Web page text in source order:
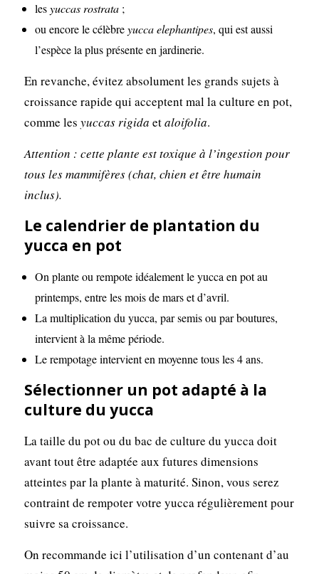
lesyuccas rostrata;
ou encore le célèbreyucca elephantipes, qui est aussi
l’espèce la plus présente en jardinerie.
En revanche, évitez absolument les grands sujets à
croissance rapide qui acceptent mal la culture en pot,
comme les yuccas rigida etaloifolia.
Attention : cette plante est toxique à l’ingestion pour
tous les mammifères (chat, chien et être humain
inclus).
Le calendrier de plantation du
yucca en pot
On plante ou rempote idéalement le yucca en pot au
printemps, entre les mois de mars et d’avril.
La multiplication du yucca, par semis ou par boutures,
intervient à la même période.
Le rempotage intervient en moyenne tous les 4 ans.
Sélectionner un pot adapté à la
culture du yucca
La taille du pot ou du bac de culture du yucca doit
avant tout être adaptée aux futures dimensions
atteintes par la plante à maturité. Sinon, vous serez
contraint de rempoter votre yucca régulièrement pour
suivre sa croissance.
On recommande ici l’utilisation d’un contenant d’au